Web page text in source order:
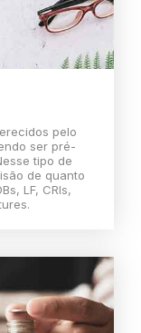
pelo
ser pré-
tipo de
de quanto
LF, CRIs,